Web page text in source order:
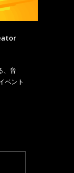
、音
ベント